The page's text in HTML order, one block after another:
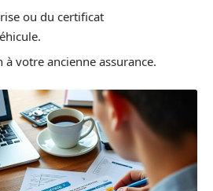
ou du certificat
votre ancienne assurance.